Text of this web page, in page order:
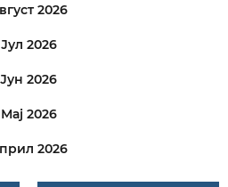
2026
Јул 2026
Јун 2026
Мај 2026
2026